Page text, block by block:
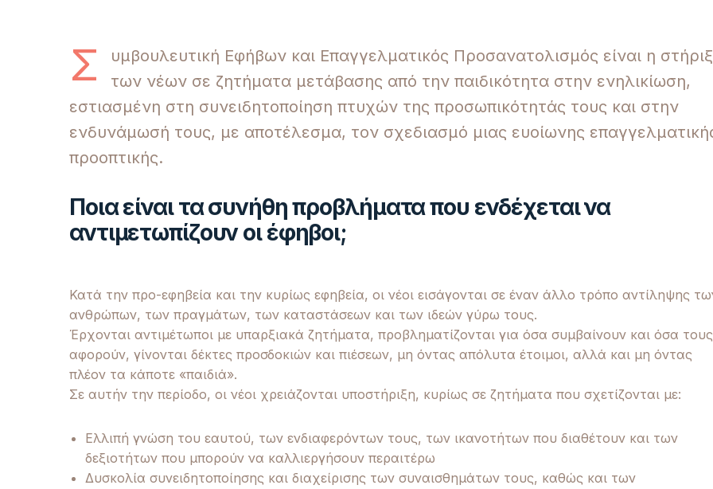
Σ
υμβουλευτική Εφήβων και Επαγγελματικός Προσανατολισμός είναι η
των νέων σε ζητήματα μετάβασης από την παιδικότητα στην ενηλικίωση,
εστιασμένη στη συνειδητοποίηση πτυχών της προσωπικότητάς τους και στην
ενδυνάμωσή τους, με αποτέλεσμα, τον σχεδιασμό μιας ευοίωνης
προοπτικής.
Ποια είναι τα συνήθη προβλήματα που ενδέχεται να
αντιμετωπίζουν οι έφηβοι;
Κατά την προ-εφηβεία και την κυρίως εφηβεία, οι νέοι εισάγονται σε έναν άλλο τρόπο αντίληψης
ανθρώπων, των πραγμάτων, των καταστάσεων και των ιδεών γύρω τους.
Έρχονται αντιμέτωποι με υπαρξιακά ζητήματα, προβληματίζονται για όσα συμβαίνουν και όσα τους
αφορούν, γίνονται δέκτες προσδοκιών και πιέσεων, μη όντας απόλυτα έτοιμοι, αλλά και μη όντας
πλέον τα κάποτε «παιδιά».
Σε αυτήν την περίοδο, οι νέοι χρειάζονται υποστήριξη, κυρίως σε ζητήματα που σχετίζονται με:
Ελλιπή γνώση του εαυτού, των ενδιαφερόντων τους, των ικανοτήτων που διαθέτουν και των
δεξιοτήτων που μπορούν να καλλιεργήσουν περαιτέρω
Δυσκολία συνειδητοποίησης και διαχείρισης των συναισθημάτων τους, καθώς και των